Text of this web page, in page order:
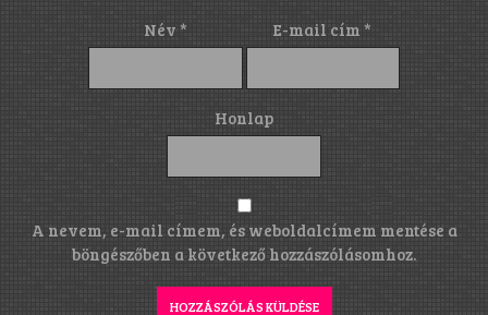
Név * E-mail cím*
Honlap
A nevem, e-mail címem, és weboldalcímem mentése a
böngészőben a következő hozzászólásomhoz.